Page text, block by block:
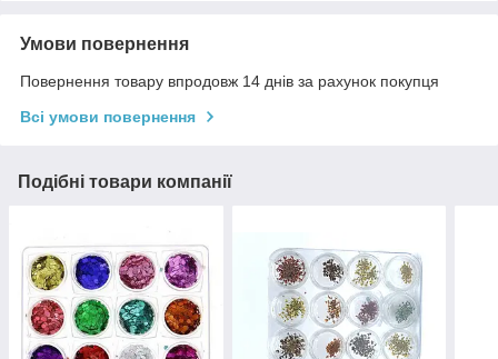
Умови повернення
Повернення товару впродовж 14 днів за рахунок покупця
Всі умови повернення
Подібні товари компанії